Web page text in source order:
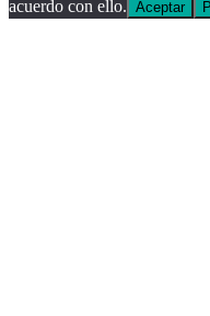
acuerdo con ello. Aceptar